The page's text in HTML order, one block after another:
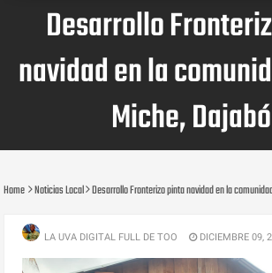
Desarrollo
navidad en la
Miche,
Home Noticias Local Desarrollo Fronterizo pinta navidad en la
LA UVA DIGITAL FULL DE TOO DICIEMBRE 09,